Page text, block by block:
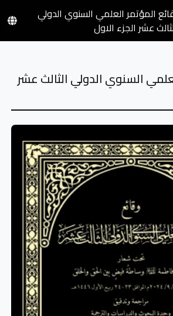
المؤتمر العلمي السنوي الدولي
عشر الجزء الاول
السنوي الدولي الثالث عشر